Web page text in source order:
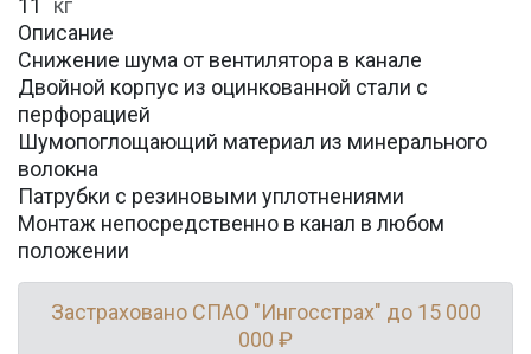
11
кг
Описание
Снижение шума от вентилятора в канале
Двойной корпус из оцинкованной стали с
перфорацией
Шумопоглощающий материал из минерального
волокна
Патрубки с резиновыми уплотнениями
Монтаж непосредственно в канал в любом
положении
Застраховано СПАО "Ингосстрах" до 15 000
000 ₽